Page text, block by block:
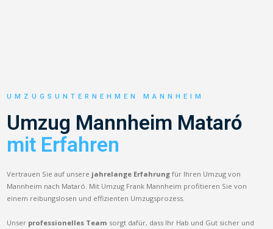
UMZUGSUNTERNEHMEN MANNHEIM
Umzug Mannheim Mataró
mit Erfahren
Vertrauen Sie auf unsere jahrelange Erfahrung für Ihren Umzug von
Mannheim nach Mataró. Mit Umzug Frank Mannheim profitieren Sie von
einem reibungslosen und effizienten Umzugsprozess.
Unser professionelles Team sorgt dafür, dass Ihr Hab und Gut sicher und